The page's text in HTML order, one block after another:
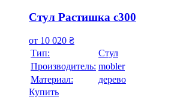
Стул Растишка с300
от 10 020 ₴
Тип:
Стул
Производитель: mobler
Материал:
дерево
Купить